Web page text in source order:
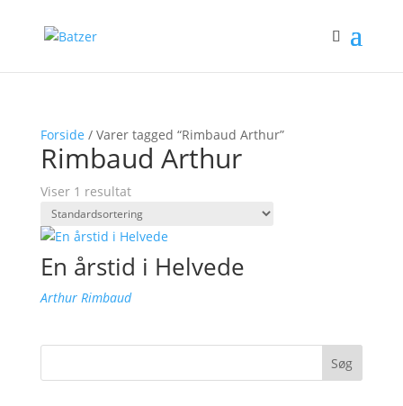
Forside / Varer tagged “Rimbaud Arthur”
Rimbaud Arthur
Viser 1 resultat
En årstid i Helvede
Arthur Rimbaud
Søg